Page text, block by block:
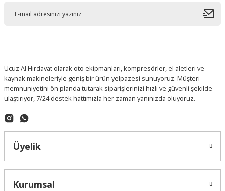
Ucuz Al Hırdavat olarak oto ekipmanları, kompresörler, el aletleri ve
kaynak makineleriyle geniş bir ürün yelpazesi sunuyoruz. Müşteri
memnuniyetini ön planda tutarak siparişlerinizi hızlı ve güvenli şekilde
ulaştırıyor, 7/24 destek hattımızla her zaman yanınızda oluyoruz.
Üyelik
Kurumsal